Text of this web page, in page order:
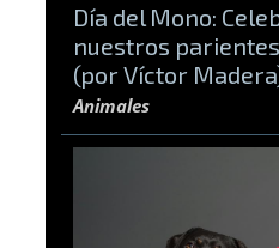
Día del Mono:
nuestros
(por Víctor
Animales